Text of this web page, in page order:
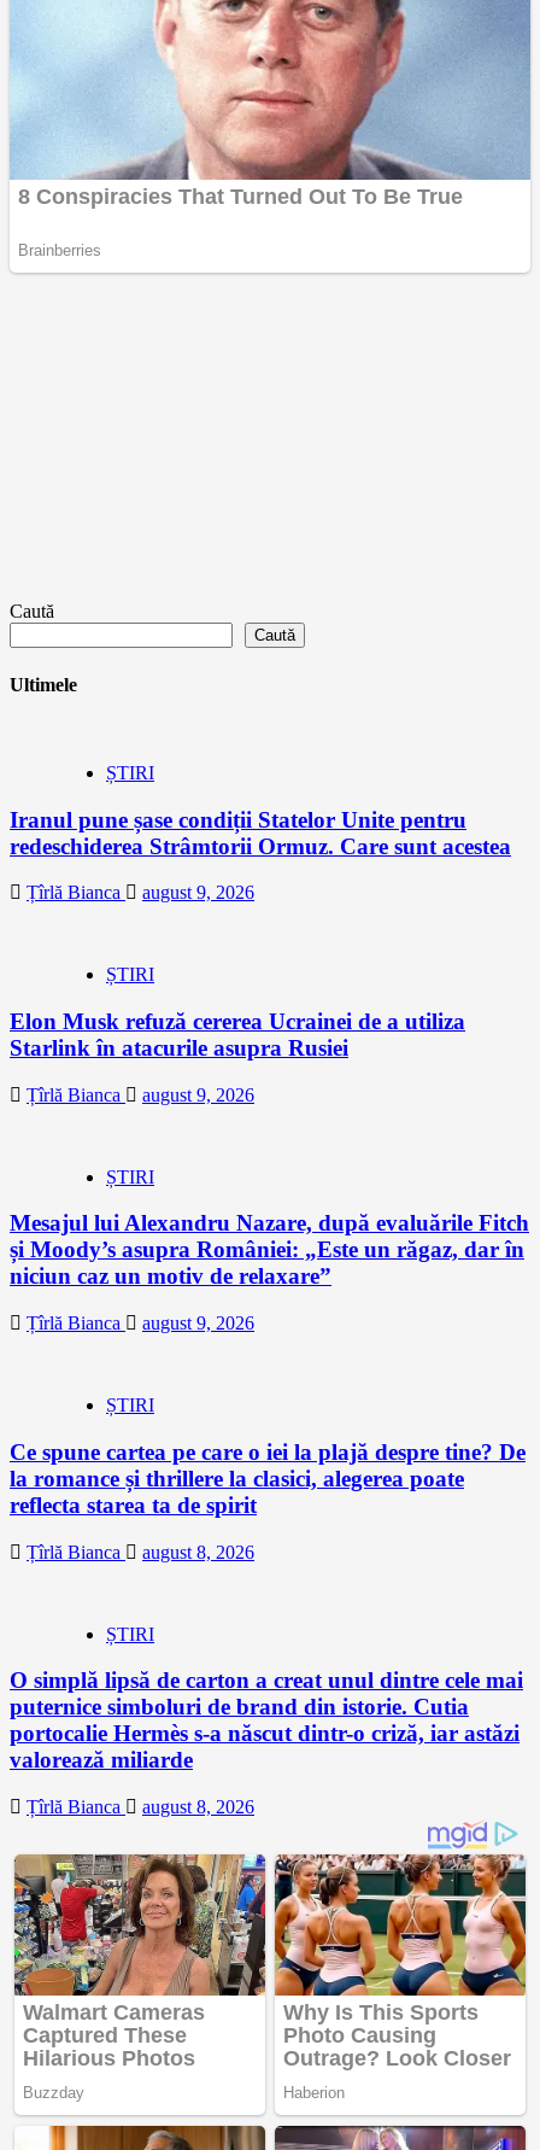
Caută
Caută
Ultimele
ȘTIRI
Iranul pune șase condiții Statelor Unite pentru
redeschiderea Strâmtorii Ormuz. Care sunt acestea
Țîrlă Bianca august 9, 2026
ȘTIRI
Elon Musk refuză cererea Ucrainei de a utiliza
Starlink în atacurile asupra Rusiei
Țîrlă Bianca august 9, 2026
ȘTIRI
Mesajul lui Alexandru Nazare, după evaluările Fitch
și Moody’s asupra României: „Este un răgaz, dar în
niciun caz un motiv de relaxare”
Țîrlă Bianca august 9, 2026
ȘTIRI
Ce spune cartea pe care o iei la plajă despre tine? De
la romance și thrillere la clasici, alegerea poate
reflecta starea ta de spirit
Țîrlă Bianca august 8, 2026
ȘTIRI
O simplă lipsă de carton a creat unul dintre cele mai
puternice simboluri de brand din istorie. Cutia
portocalie Hermès s-a născut dintr-o criză, iar astăzi
valorează miliarde
Țîrlă Bianca august 8, 2026